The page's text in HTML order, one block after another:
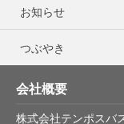
お知らせ
つぶやき
会社概要
株式会社テンポスバ